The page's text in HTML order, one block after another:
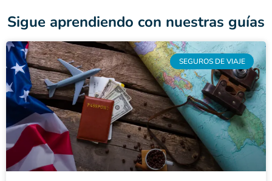
Sigue aprendiendo con nuestras guías
SEGUROS DE VIAJE